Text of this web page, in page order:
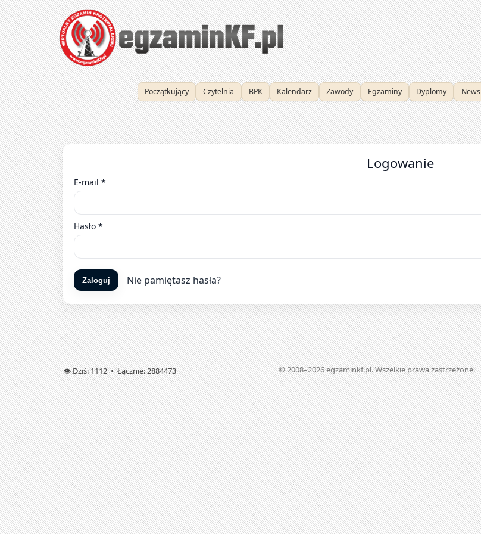
Egzaminy krótkofalarskie online – testy UKE i nauka do egzaminu
Początkujący Czytelnia BPK Kalendarz Zawody Egzaminy Dyplomy News
Logowanie
E-mail *
Hasło *
Zaloguj Nie pamiętasz hasła?
👁️ Dziś: 1112 • Łącznie: 2884473 © 2008–2026 egzaminkf.pl. Wszelkie prawa zastrzeżone.